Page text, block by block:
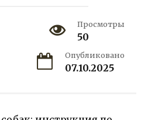
Просмотры
50
Опубликовано
07.10.2025